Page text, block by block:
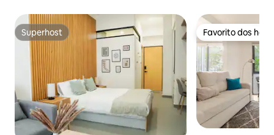
Superhost
Superhost Favorito dos
Favorito dos